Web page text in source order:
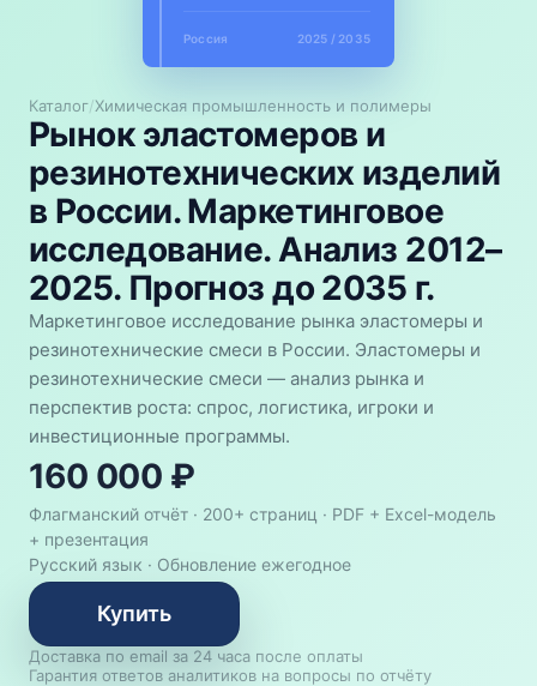
Каталог/Химическая промышленность и полимеры
Рынок эластомеров и
резинотехнических изделий
в России. Маркетинговое
исследование. Анализ 2012–
2025. Прогноз до 2035 г.
Маркетинговое исследование рынка эластомеры и
резинотехнические смеси в России. Эластомеры и
резинотехнические смеси — анализ рынка и
перспектив роста: спрос, логистика, игроки и
инвестиционные программы.
160 000 ₽
Флагманский отчёт · 200+ страниц · PDF + Excel-модель
+ презентация
Русский язык · Обновление ежегодное
Купить
Доставка по email за 24 часа после оплаты
Гарантия ответов аналитиков на вопросы по отчёту
Россия 2025 / 2035